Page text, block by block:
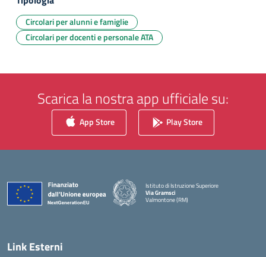
Circolari per alunni e famiglie
Circolari per docenti e personale ATA
Scarica la nostra app ufficiale su:
App Store Play Store
Istituto di Istruzione Superiore
Via Gramsci
Valmontone (RM)
Link Esterni